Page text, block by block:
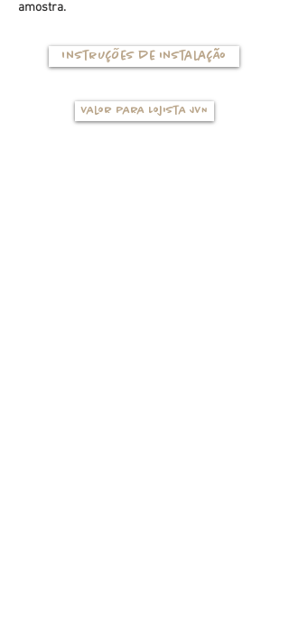
amostra.
Instruções de instalação
Valor para Lojista JVN